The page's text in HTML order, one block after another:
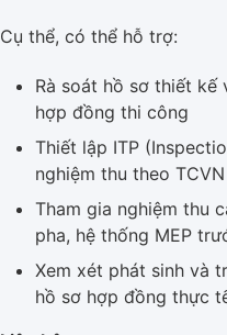
Cụ thể, có thể hỗ trợ:
Rà soát hồ sơ thiết
hợp đồng thi công
Thiết lập ITP
nghiệm thu theo
Tham gia nghiệm thu
pha, hệ thống MEP
Xem xét phát sinh và
hồ sơ hợp đồng thực